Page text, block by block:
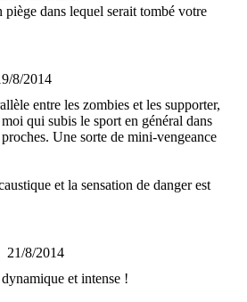
dans lequel serait tombé votre
8/2014
entre les zombies et les supporter,
qui subis le sport en général dans
Une sorte de mini-vengeance
et la sensation de danger est
21/8/2014
et intense !